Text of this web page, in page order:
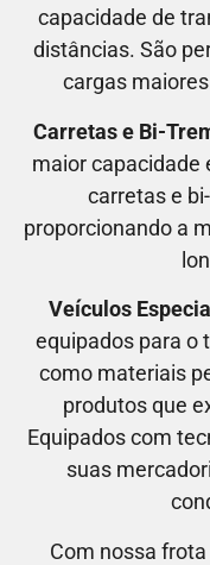
capacidade de
distâncias. São
cargas
Carretas e Bi-
maior capacidade
carretas e
proporcionando a
Veículos
equipados para o
como materiais
produtos que
Equipados com
suas
Com nossa